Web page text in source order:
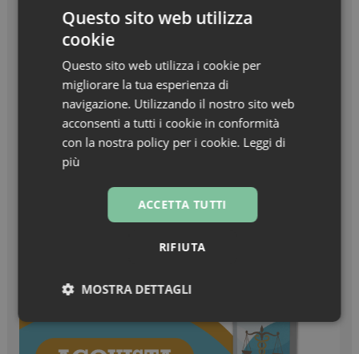
Zanzare & West Nile virus, prevenzione prima di
Turisti stranieri in farmacia, come essere
sempre pronti all’accoglienza
Questo sito web utilizza
cookie
Questo sito web utilizza i cookie per
migliorare la tua esperienza di
navigazione. Utilizzando il nostro sito web
acconsenti a tutti i cookie in conformità
con la nostra policy per i cookie. Leggi di
più
ACCETTA TUTTI
RIFIUTA
MOSTRA DETTAGLI
Necessari Marketing
Non
classificati